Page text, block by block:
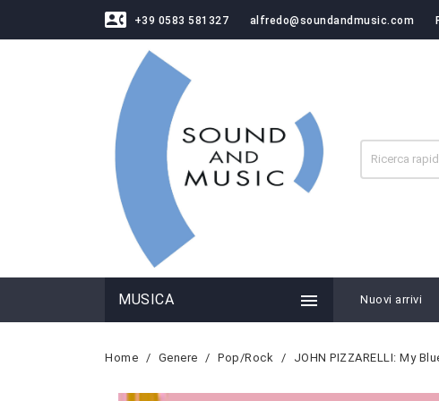
contact_phone +39 0583 581327 alfredo@soundandmusic.com
MUSICA  Nuovi arrivi
Home Genere Pop/Rock JOHN PIZZARELLI: My